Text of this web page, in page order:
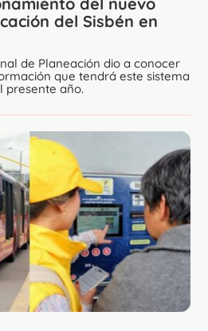
del Sisbén en
de Planeación dio a conocer
que tendrá este sistema
presente año.